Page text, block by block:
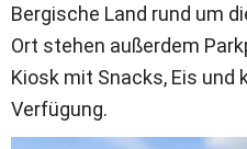
Bergische Land rund um
Ort stehen außerdem
Kiosk mit Snacks, Eis und
Verfügung.